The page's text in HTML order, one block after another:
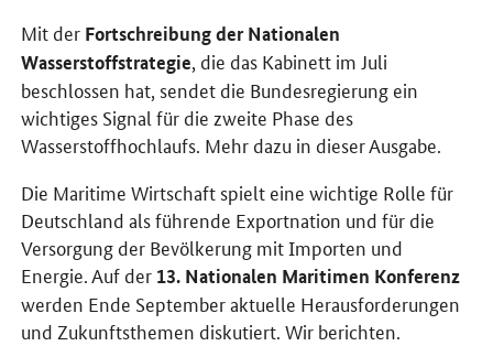
Mit der Fortschreibung der Nationalen
Wasserstoffstrategie, die das Kabinett im Juli
beschlossen hat, sendet die Bundesregierung ein
wichtiges Signal für die zweite Phase des
Wasserstoffhochlaufs. Mehr dazu in dieser Ausgabe.
Die Maritime Wirtschaft spielt eine wichtige Rolle für
Deutschland als führende Exportnation und für die
Versorgung der Bevölkerung mit Importen und
Energie. Auf der 13. Nationalen Maritimen Konferenz
werden Ende September aktuelle Herausforderungen
und Zukunftsthemen diskutiert. Wir berichten.